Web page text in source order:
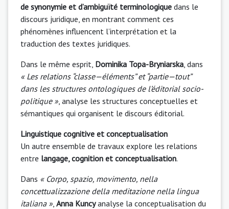
de synonymie et d’ambiguïté terminologique dans le
discours juridique, en montrant comment ces
phénomènes influencent l’interprétation et la
traduction des textes juridiques.
Dans le même esprit, Dominika Topa-Bryniarska , dans
« Les relations “classe—éléments” et “partie—tout”
dans les structures ontologiques de l’éditorial socio-
politique » , analyse les structures conceptuelles et
sémantiques qui organisent le discours éditorial.
Linguistique cognitive et conceptualisation
Un autre ensemble de travaux explore les relations
entre langage, cognition et conceptualisation.
Dans « Corpo, spazio, movimento, nella
concettualizzazione della meditazione nella lingua
italiana » Anna Kuncyanalyse la conceptualisation du